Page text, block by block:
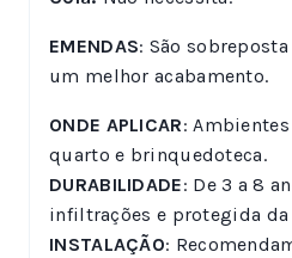
EMENDAS: São
um melhor acabamento.
ONDE APLICAR:
quarto e brinquedoteca.
DURABILIDADE: De 3 a 8
infiltrações e protegida
INSTALAÇÃO: